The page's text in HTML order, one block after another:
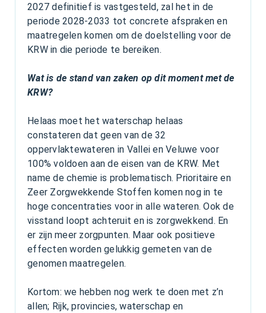
2027 definitief is vastgesteld, zal het in de
periode 2028-2033 tot concrete afspraken en
maatregelen komen om de doelstelling voor de
KRW in die periode te bereiken.
Wat is de stand van zaken op dit moment met de
KRW?
Helaas moet het waterschap helaas
constateren dat geen van de 32
oppervlaktewateren in Vallei en Veluwe voor
100% voldoen aan de eisen van de KRW. Met
name de chemie is problematisch. Prioritaire en
Zeer Zorgwekkende Stoffen komen nog in te
hoge concentraties voor in alle wateren. Ook de
visstand loopt achteruit en is zorgwekkend. En
er zijn meer zorgpunten. Maar ook positieve
effecten worden gelukkig gemeten van de
genomen maatregelen.
Kortom: we hebben nog werk te doen met z’n
allen; Rijk, provincies, waterschap en